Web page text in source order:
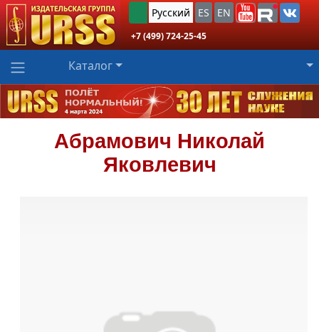
Русский ES EN
+7 (499) 724-25-45
Каталог
Абрамович Николай
Яковлевич